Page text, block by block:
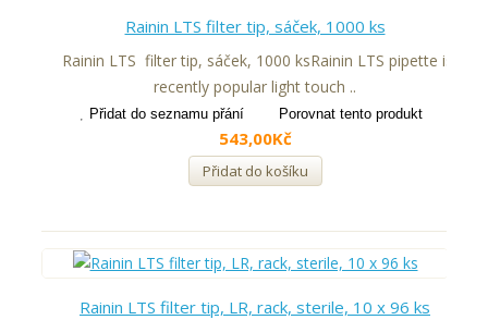
Rainin LTS filter tip, sáček, 1000 ks
Rainin LTS filter tip, sáček, 1000 ksRainin LTS pipette is
recently popular light touch ..
Přidat do seznamu přání Porovnat tento produkt
543,00Kč
Přidat do košíku
Rainin LTS filter tip, LR, rack, sterile, 10 x 96 ks